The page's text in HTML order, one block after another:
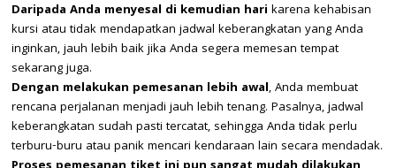
Daripada Anda menyesal di kemudian hari karena kehabisan
kursi atau tidak mendapatkan jadwal keberangkatan yang Anda
inginkan, jauh lebih baik jika Anda segera memesan tempat
sekarang juga.
Dengan melakukan pemesanan lebih awal, Anda membuat
rencana perjalanan menjadi jauh lebih tenang. Pasalnya, jadwal
keberangkatan sudah pasti tercatat, sehingga Anda tidak perlu
terburu-buru atau panik mencari kendaraan lain secara mendadak.